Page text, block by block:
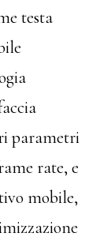
testa
parametri
rate, e
mobile,